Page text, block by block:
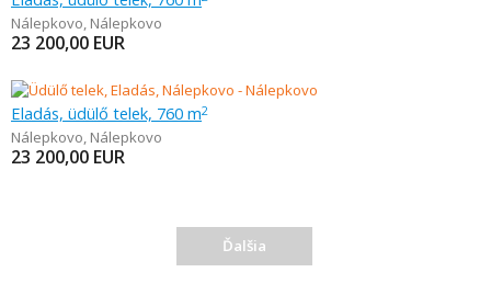
Nálepkovo, Nálepkovo
23 200,00 EUR
Eladás, üdülő telek, 760 m2
Nálepkovo, Nálepkovo
23 200,00 EUR
Ďalšia